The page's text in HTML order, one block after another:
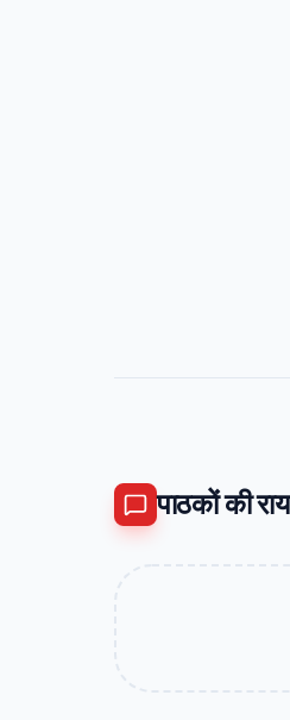
पाठकों की